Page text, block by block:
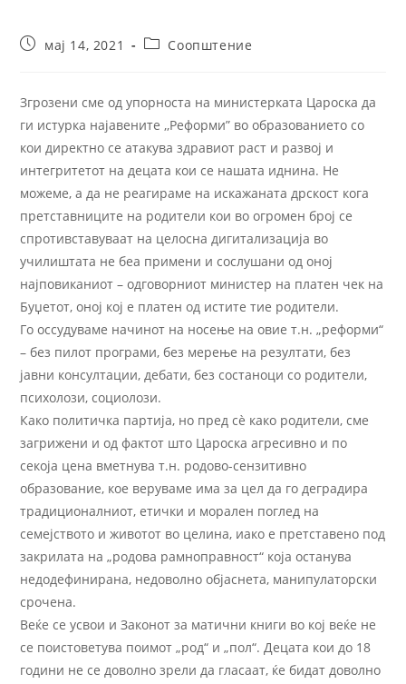
мај 14, 2021 Соопштение
Згрозени сме од упорноста на министерката Цароска да
ги истурка најавените ,,Реформи” во образованието со
кои директно се атакува здравиот раст и развој и
интегритетот на децата кои се нашата иднина. Не
можеме, а да не реагираме на искажаната дрскост кога
претставниците на родители кои во огромен број се
спротивставуваат на целосна дигитализација во
училиштата не беа примени и сослушани од оној
најповиканиот – одговорниот министер на платен чек на
Буџетот, оној кој е платен од истите тие родители.
Го оссудуваме начинот на носење на овие т.н. „реформи“
– без пилот програми, без мерење на резултати, без
јавни консултации, дебати, без состаноци со родители,
психолози, социолози.
Како политичка партија, но пред сѐ како родители, сме
загрижени и од фактот што Цароска агресивно и по
секоја цена вметнува т.н. родово-сензитивно
образование, кое веруваме има за цел да го деградира
традиционалниот, етички и морален поглед на
семејството и животот во целина, иако е претставено под
закрилата на „родова рамноправност“ која останува
недодефинирана, недоволно објаснета, манипулаторски
срочена.
Веќе се усвои и Законот за матични книги во кој веќе не
се поистоветува поимот „род“ и „пол“. Децата кои до 18
години не се доволно зрели да гласаат, ќе бидат доволно